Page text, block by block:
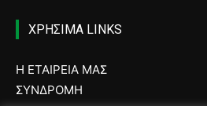
ΧΡΗΣΙΜΑ LINKS
Η ΕΤΑΙΡΕΙΑ ΜΑΣ
ΣΥΝΔΡΟΜΗ
ΔΙΑΦΗΜΙΣΗ